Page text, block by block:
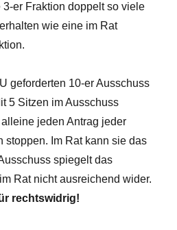
3-er Fraktion doppelt so viele
wie eine im Rat
geforderten 10-er Ausschuss
5 Sitzen im Ausschuss
jeden Antrag jeder
stoppen. Im Rat kann sie das
spiegelt das
Rat nicht ausreichend wider.
rechtswidrig!